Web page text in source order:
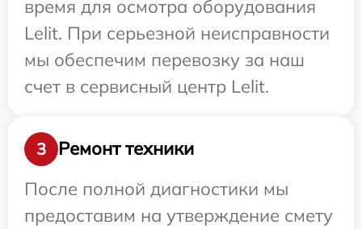
время для осмотра оборудования
Lelit. При серьезной неисправности
мы обеспечим перевозку за наш
счет в сервисный центр Lelit.
3
Ремонт техники
После полной диагностики мы
предоставим на утверждение смету